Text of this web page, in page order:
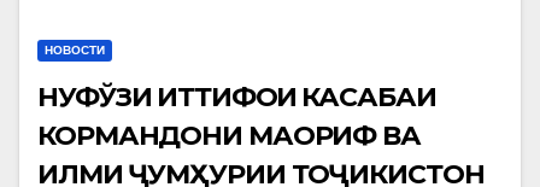
НОВОСТИ
НУФЎЗИ ИТТИФОҚИ КАСАБАИ
КОРМАНДОНИ МАОРИФ ВА
ИЛМИ ҶУМҲУРИИ ТОҶИКИСТОН